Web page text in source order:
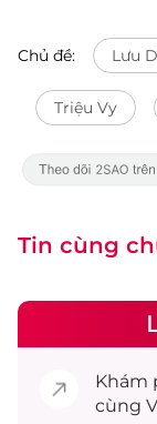
Chủ đề: Lưu
Triệu Vy
Tin cùng
Khám
cùng